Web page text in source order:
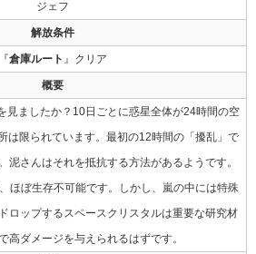
ジェフ
解放条件
『 倉庫ルート 』クリア
概要
見ましたか？10日ごとに惑星全体が24時間の空
は限られています。最初の12時間の「擾乱」で
泥さんはそれを抵抗する方法があるようです。
ほぼ生存不可能です。しかし、嵐の中には特殊
ロップするスペースクリスタルは重要な研究材
高ダメージを与えられるはずです。